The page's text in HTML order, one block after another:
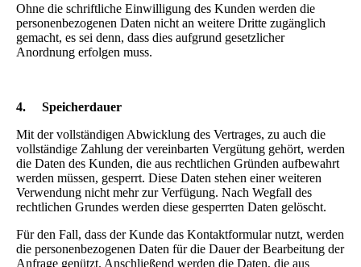
Ohne die schriftliche Einwilligung des Kunden werden die
personenbezogenen Daten nicht an weitere Dritte zugänglich
gemacht, es sei denn, dass dies aufgrund gesetzlicher
Anordnung erfolgen muss.
4. Speicherdauer
Mit der vollständigen Abwicklung des Vertrages, zu auch die
vollständige Zahlung der vereinbarten Vergütung gehört, werden
die Daten des Kunden, die aus rechtlichen Gründen aufbewahrt
werden müssen, gesperrt. Diese Daten stehen einer weiteren
Verwendung nicht mehr zur Verfügung. Nach Wegfall des
rechtlichen Grundes werden diese gesperrten Daten gelöscht.
Für den Fall, dass der Kunde das Kontaktformular nutzt, werden
die personenbezogenen Daten für die Dauer der Bearbeitung der
Anfrage genützt. Anschließend werden die Daten, die aus